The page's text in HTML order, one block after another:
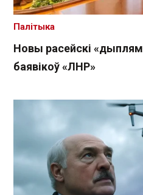
Новы расейскі
баявікоў «ЛНР»
Палітыка